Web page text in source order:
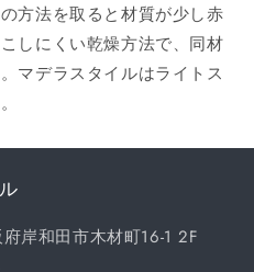
方法を取ると材質が少し赤
しにくい乾燥方法で、同材
マデラスタイルはライトス
岸和田市木材町16-1 2F